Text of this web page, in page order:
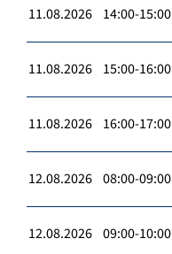
11.08.2026 14:00-15:00
11.08.2026 15:00-16:00
11.08.2026 16:00-17:00
12.08.2026 08:00-09:00
12.08.2026 09:00-10:00